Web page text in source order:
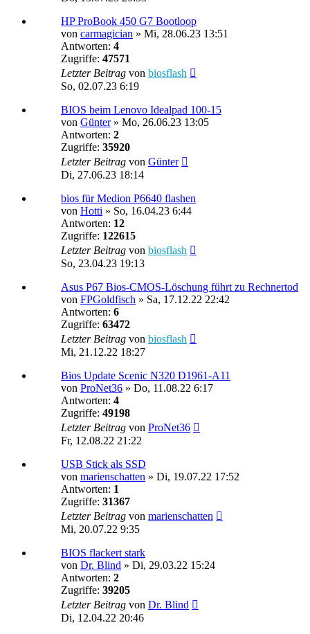
HP ProBook 450 G7 Bootloop
von carmagician » Mi, 28.06.23 13:51
Antworten: 4
Zugriffe: 47571
Letzter Beitrag von biosflash
So, 02.07.23 6:19
BIOS beim Lenovo Idealpad 100-15
von Günter» Mo, 26.06.23 13:05
Antworten: 2
Zugriffe: 35920
Letzter Beitrag von Günter
Di, 27.06.23 18:14
bios für Medion P6640 flashen
von Hotti » So, 16.04.23 6:44
Antworten: 12
Zugriffe: 122615
Letzter Beitrag von biosflash
So, 23.04.23 19:13
Asus P67 Bios-CMOS-Löschung führt zu Rechnertod
von FPGoldfisch » Sa, 17.12.22 22:42
Antworten: 6
Zugriffe: 63472
Letzter Beitrag von biosflash
Mi, 21.12.22 18:27
Bios Update Scenic N320 D1961-A11
von ProNet36 » Do, 11.08.22 6:17
Antworten: 4
Zugriffe: 49198
Letzter Beitrag von ProNet36
Fr, 12.08.22 21:22
USB Stick als SSD
von marienschatten » Di, 19.07.22 17:52
Antworten: 1
Zugriffe: 31367
Letzter Beitrag von marienschatten
Mi, 20.07.22 9:35
BIOS flackert stark
von Dr. Blind » Di, 29.03.22 15:24
Antworten: 2
Zugriffe: 39205
Letzter Beitrag von Dr. Blind
Di, 12.04.22 20:46